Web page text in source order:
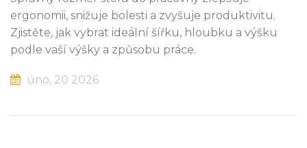
ergonomii, snižuje bolesti a zvyšuje produktivitu.
Zjistěte, jak vybrat ideální šířku, hloubku a výšku
podle vaší výšky a způsobu práce.
úno, 20 2026